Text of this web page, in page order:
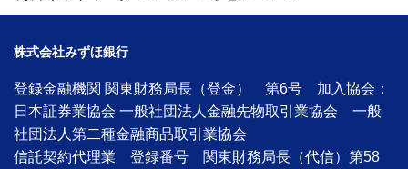
株式会社みずほ銀行
登録金融機関 関東財務局長（登金） 第6号 加入協会：
日本証券業協会 一般社団法人金融先物取引業協会 一般
社団法人第二種金融商品取引業協会
信託契約代理業 登録番号 関東財務局長（代信）第58